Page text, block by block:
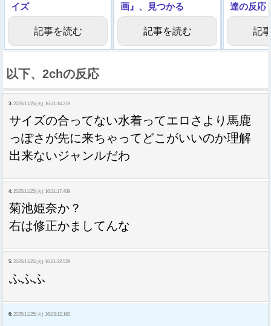
イズ
記事を読む
画』、見つかる
記事を読む
達の反応
記
以下、2chの反応
3: 2025/11/25(火) 16:21:14.219
サイズの合ってない水着ってエロさより馬鹿
っぽさが先に来ちゃってどこがいいのか理解
出来ないジャンルだわ
4: 2025/11/25(火) 16:21:17.408
菊池姫奈か？
右は修正かましてんな
5: 2025/11/25(火) 16:21:32.529
ふふふ
6: 2025/11/25(火) 16:23:12.160